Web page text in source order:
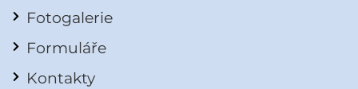
Fotogalerie
Formuláře
Kontakty